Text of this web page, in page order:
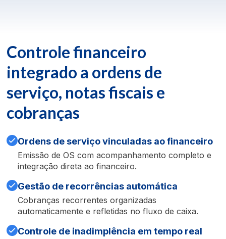
Controle financeiro
integrado a ordens de
serviço, notas fiscais e
cobranças
Ordens de serviço vinculadas ao financeiro
Emissão de OS com acompanhamento completo e
integração direta ao financeiro.
Gestão de recorrências automática
Cobranças recorrentes organizadas
automaticamente e refletidas no fluxo de caixa.
Controle de inadimplência em tempo real